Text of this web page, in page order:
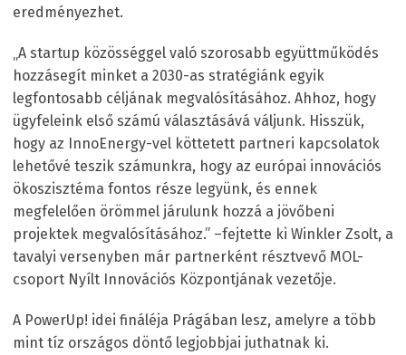
eredményezhet.
„A startup közösséggel való szorosabb együttműködés
hozzásegít minket a 2030-as stratégiánk egyik
legfontosabb céljának megvalósításához. Ahhoz, hogy
ügyfeleink első számú választásává váljunk. Hisszük,
hogy az InnoEnergy-vel köttetett partneri kapcsolatok
lehetővé teszik számunkra, hogy az európai innovációs
ökoszisztéma fontos része legyünk, és ennek
megfelelően örömmel járulunk hozzá a jövőbeni
projektek megvalósításához.” –fejtette ki Winkler Zsolt, a
tavalyi versenyben már partnerként résztvevő MOL-
csoport Nyílt Innovációs Központjának vezetője.
A PowerUp! idei fináléja Prágában lesz, amelyre a több
mint tíz országos döntő legjobbjai juthatnak ki.